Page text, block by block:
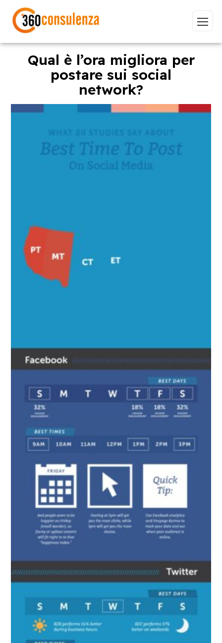
Vai
NIS2 ISO 27001
Sviluppo software BeeProd
Qual è l’ora migliora per
postare sui social
network?